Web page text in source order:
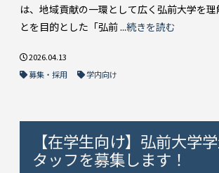
は、地域貢献の一環として広く弘前大学を
とを目的とした「弘前 ...続きを読む
2026.04.13
募集・採用
学内向け
【在学生向け】弘前大学
タッフを募集します！